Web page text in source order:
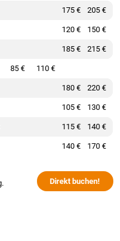
175 € 205 €
120 € 150 €
185 € 215 €
85 € 110 €
180 € 220 €
105 € 130 €
115 € 140 €
140 € 170 €
Direkt buchen!